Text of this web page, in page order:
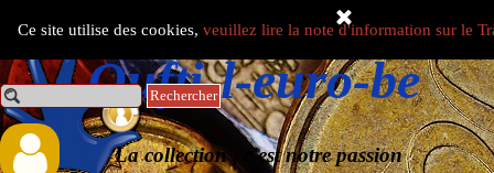
Ce site utilise des cookies, veuillez lire la note d'information sur le
Oufti-l-euro-be
Rechercher
0.00 € La collection , c'est notre passion